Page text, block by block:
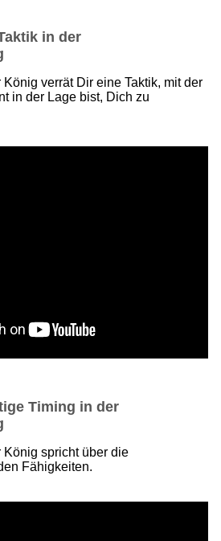
in der
verrät Dir eine Taktik, mit der
in der Lage bist, Dich zu
Timing in der
König spricht über die
Fähigkeiten.